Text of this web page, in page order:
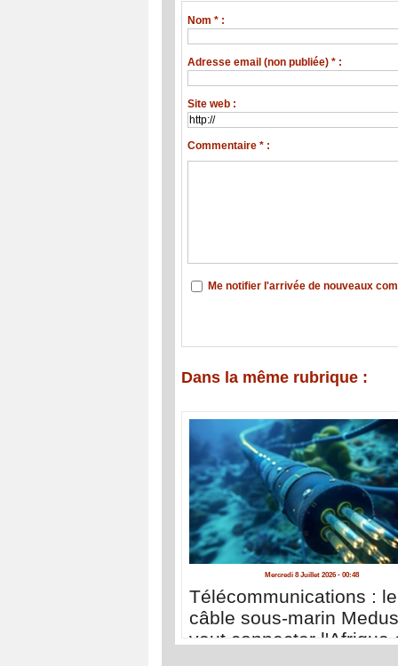
Nom * :
Adresse email (non publiée) * :
Site web :
Commentaire * :
Me notifier l'arrivée de nouveaux
Dans la même rubrique :
Mercredi 8 Juillet 2026 - 00:48
Télécommunications : le
câble sous-marin
veut connecter l'Afrique